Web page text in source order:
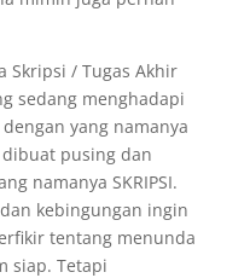
Skripsi / Tugas Akhir
sedang menghadapi
yang namanya
dibuat pusing dan
namanya SKRIPSI.
kebingungan ingin
tentang menunda
siap. Tetapi